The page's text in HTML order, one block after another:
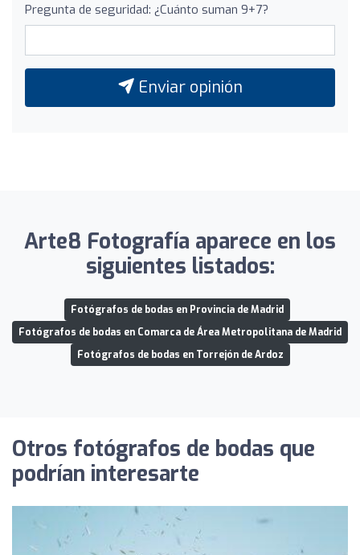
Pregunta de seguridad: ¿Cuánto suman 9+7?
Enviar opinión
Arte8 Fotografía aparece en los
siguientes listados:
Fotógrafos de bodas en Provincia de Madrid
Fotógrafos de bodas en Comarca de Área Metropolitana de Madrid
Fotógrafos de bodas en Torrejón de Ardoz
Otros fotógrafos de bodas que
podrían interesarte